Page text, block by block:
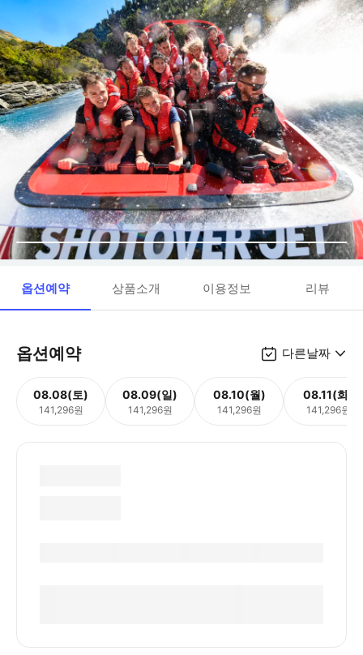
옵션예약 상품소개 이용정보 리뷰
옵션예약 다른날짜
08.08(토)
141,296원
08.09(일)
141,296원
08.10(월)
141,296원
08.11(화)
141,296원